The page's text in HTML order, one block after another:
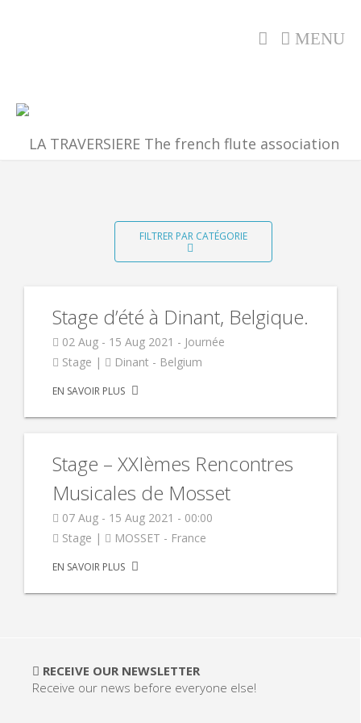
MENU
FILTRER PAR CATÉGORIE
Stage d’été à Dinant, Belgique.
02 Aug - 15 Aug 2021 - Journée
Stage |
Dinant - Belgium
EN SAVOIR PLUS
Stage – XXIèmes Rencontres
Musicales de Mosset
07 Aug - 15 Aug 2021 - 00:00
Stage |
MOSSET - France
EN SAVOIR PLUS
RECEIVE OUR NEWSLETTER
Receive our news before everyone else!